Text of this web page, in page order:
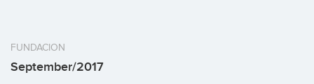
FUNDACION
September/2017